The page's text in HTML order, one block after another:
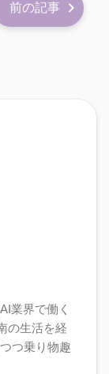
前の記事
業界で働く
の生活を経
つ乗り物趣